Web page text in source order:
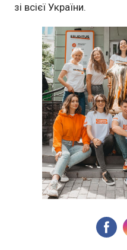
зі всієї України.